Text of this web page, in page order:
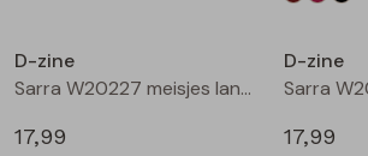
D-zine
Sarra W20227 meisjes lange broek Wijnrood
17,99
D-zine
17,99